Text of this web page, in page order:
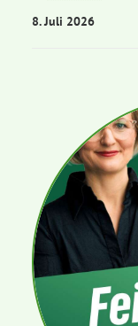
8. Juli 2026